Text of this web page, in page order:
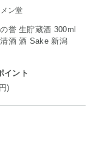
ン堂
誉 生貯蔵酒 300ml
酒 酒 Sake 新潟
イント
円)